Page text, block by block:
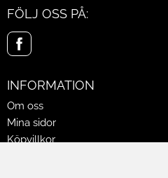
FÖLJ OSS PÅ:
INFORMATION
Om oss
Mina sidor
Köpvillkor